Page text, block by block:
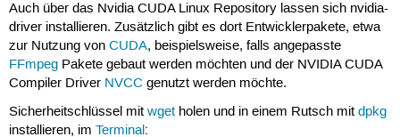
Auch über das Nvidia CUDA Linux Repository lassen sich nvidia-
driver installieren. Zusätzlich gibt es dort Entwicklerpakete, etwa
zur Nutzung von CUDA, beispielsweise, falls angepasste
FFmpegPakete gebaut werden möchten und der NVIDIA CUDA
Compiler Driver NVCC genutzt werden möchte.
Sicherheitschlüssel mit wgetholen und in einem Rutsch mit dpkg
installieren, im Terminal: